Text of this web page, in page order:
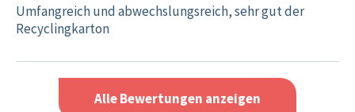
Umfangreich und abwechslungsreich, sehr gut der
Recyclingkarton
Alle Bewertungen anzeigen